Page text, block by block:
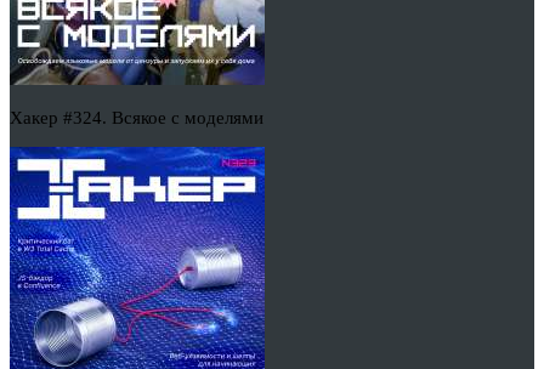
Хакер #324. Всякое с моделями